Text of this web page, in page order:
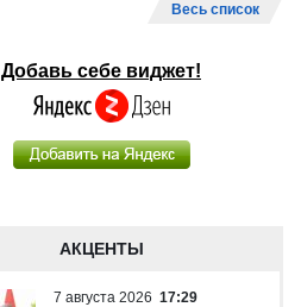
Весь список
Добавь себе виджет!
АКЦЕНТЫ
7 августа 2026 17:29